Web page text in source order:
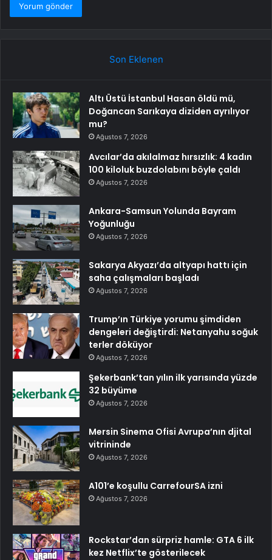
Son Eklenen
Altı Üstü İstanbul Hasan öldü mü,
Doğancan Sarıkaya diziden ayrılıyor
mu?
Ağustos 7, 2026
Avcılar’da akılalmaz hırsızlık: 4 kadın
100 kiloluk buzdolabını böyle çaldı
Ağustos 7, 2026
Ankara-Samsun Yolunda Bayram
Yoğunluğu
Ağustos 7, 2026
Sakarya Akyazı’da altyapı hattı için
saha çalışmaları başladı
Ağustos 7, 2026
Trump’ın Türkiye yorumu şimdiden
dengeleri değiştirdi: Netanyahu soğuk
terler döküyor
Ağustos 7, 2026
Şekerbank’tan yılın ilk yarısında yüzde
32 büyüme
Ağustos 7, 2026
Mersin Sinema Ofisi Avrupa’nın djital
vitrininde
Ağustos 7, 2026
A101’e koşullu CarrefourSA izni
Ağustos 7, 2026
Rockstar’dan sürpriz hamle: GTA 6 ilk
kez Netflix’te gösterilecek